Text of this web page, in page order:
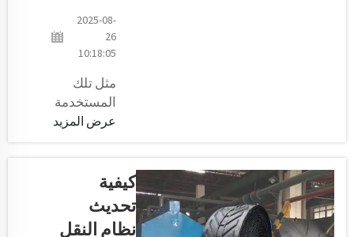
2025-08-
26
10:18:05
مثل تلك
المستخدمة
في مصنع
فإن البكرات
حيوية في
عرض المزيد
كيفية
تحديث
نظام النقل